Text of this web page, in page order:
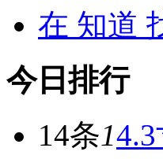
在 知道
今日排行
14条1